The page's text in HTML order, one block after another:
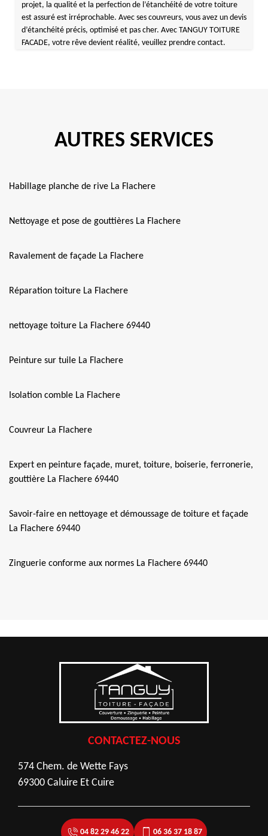
projet, la qualité et la perfection de l’étanchéité de votre toiture
est assuré est irréprochable. Avec ses couvreurs, vous avez un devis
d’étanchéité précis, optimisé et pas cher. Avec TANGUY TOITURE
FACADE, votre rêve devient réalité, veuillez prendre contact.
AUTRES SERVICES
Habillage planche de rive La Flachere
Nettoyage et pose de gouttières La Flachere
Ravalement de façade La Flachere
Réparation toiture La Flachere
nettoyage toiture La Flachere 69440
Peinture sur tuile La Flachere
Isolation comble La Flachere
Couvreur La Flachere
Expert en peinture façade, muret, toiture, boiserie, ferronerie,
gouttière La Flachere 69440
Savoir-faire en nettoyage et démoussage de toiture et façade
La Flachere 69440
Zinguerie conforme aux normes La Flachere 69440
CONTACTEZ-NOUS
574 Chem. de Wette Fays
69300 Caluire Et Cuire
04 82 29 46 22 06 36 37 18 87